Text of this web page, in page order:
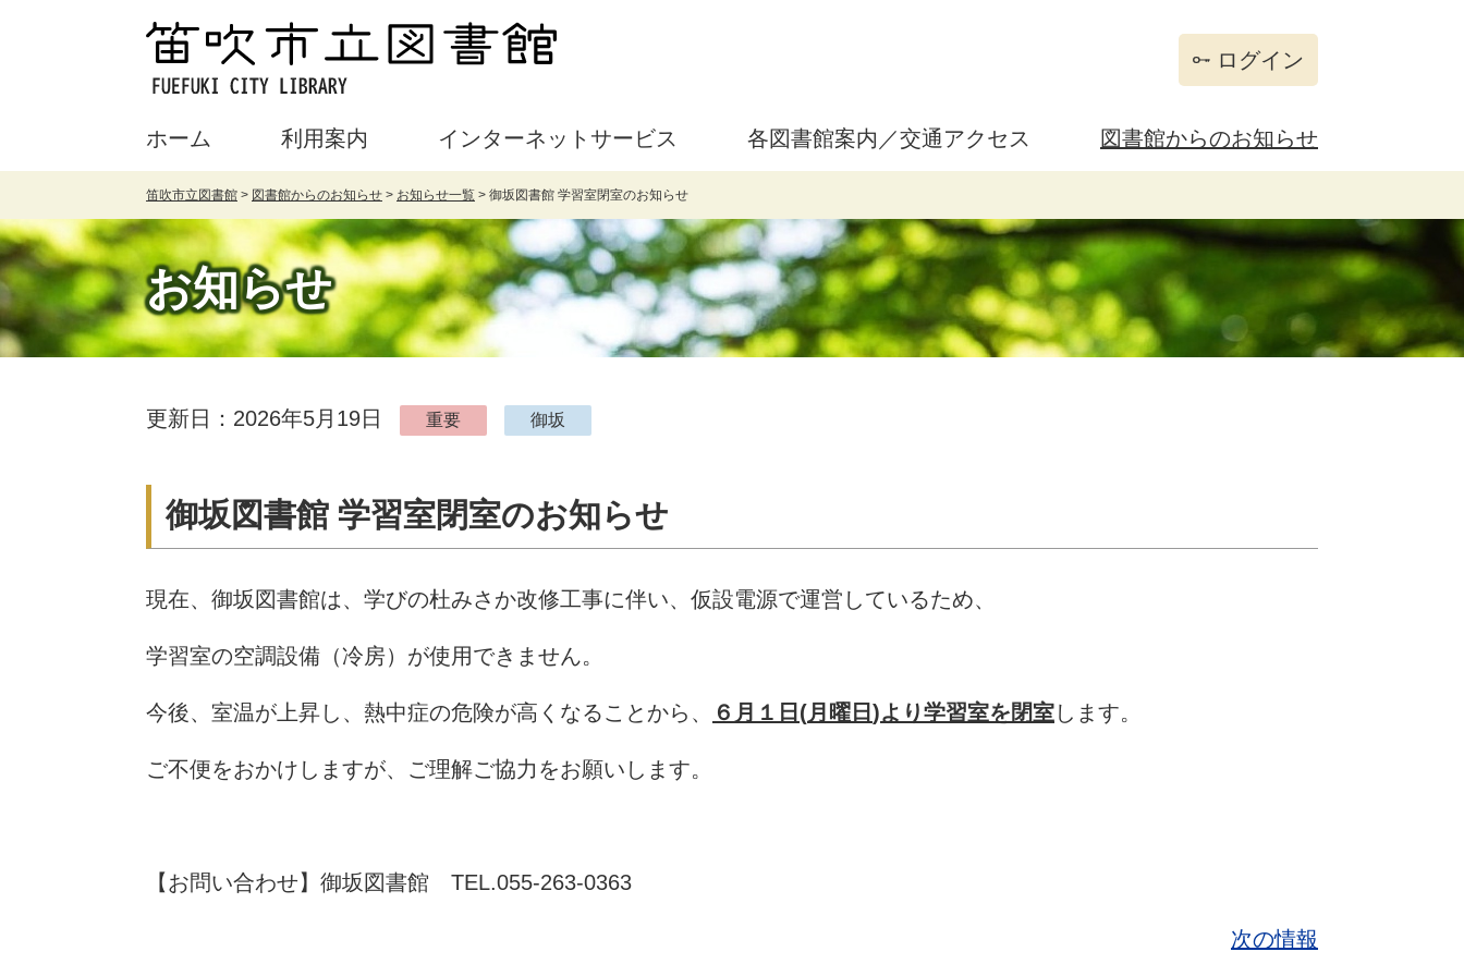
ログイン
ホーム 利用案内 インターネットサービス 各図書館案内／交通アクセス 図書館からのお知らせ
笛吹市立図書館 > 図書館からのお知らせ > お知らせ一覧 > 御坂図書館 学習室閉室のお知らせ
お知らせ
更新日：2026年5月19日 重要 御坂
御坂図書館 学習室閉室のお知らせ
現在、御坂図書館は、学びの杜みさか改修工事に伴い、仮設電源で運営しているため、
学習室の空調設備（冷房）が使用できません。
今後、室温が上昇し、熱中症の危険が高くなることから、 ６ 月１ 日 (月曜日 )より学習室を閉室します。
ご不便をおかけしますが、ご理解ご協力をお願いします。
【お問い合わせ】御坂図書館 TEL.055-263-0363
次の情報